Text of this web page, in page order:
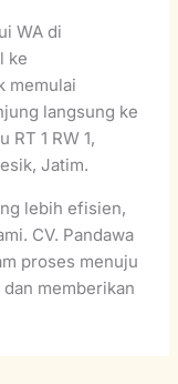
WA di
ke
memulai
langsung ke
RT 1 RW 1,
Jatim.
lebih efisien,
CV. Pandawa
proses menuju
memberikan